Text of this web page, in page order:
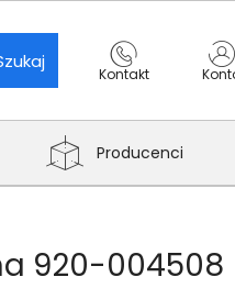
Kontakt
Producenci
920-004508